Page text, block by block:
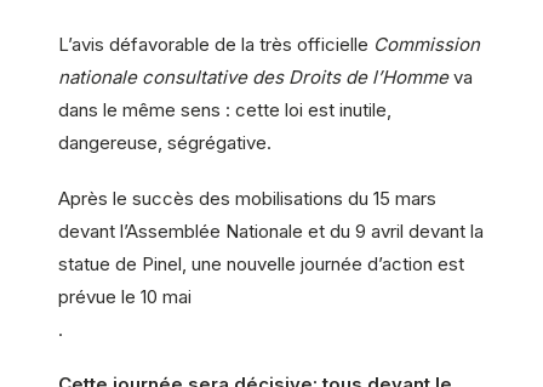
L’avis défavorable de la très officielle Commission
nationale consultative des Droits de l’Hommeva
dans le même sens : cette loi est inutile,
dangereuse, ségrégative.
Après le succès des mobilisations du 15 mars
devant l’Assemblée Nationale et du 9 avril devant la
statue de Pinel, une nouvelle journée d’action est
prévue le 10 mai
.